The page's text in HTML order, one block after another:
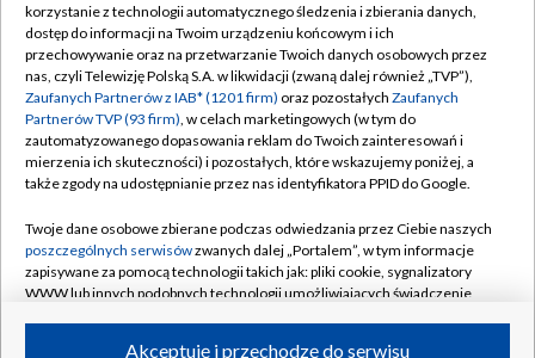
Abonament TVP
Sklep TVP
Biuro Reklamy
Oferta Handlowa
Telegazeta ogłoszenia
Rada Programowa
Ogłoszenia przetargowe
Akademia Telewizyjna
Regulamin TVP
Polityka prywatności
Moje zgody
Biuro reklamy
Kontakt
Kanały
©2026 Telewizja Polska Spółka Akcyjna w likwidacji
korzystanie z technologii automatycznego śledzenia i zbierania danych,
dostęp do informacji na Twoim urządzeniu końcowym i ich
przechowywanie oraz na przetwarzanie Twoich danych osobowych przez
nas, czyli Telewizję Polską S.A. w likwidacji (zwaną dalej również „TVP”),
Zaufanych Partnerów z IAB* (1201 firm) oraz pozostałych Zaufanych
Partnerów TVP (93 firm), w celach marketingowych (w tym do
zautomatyzowanego dopasowania reklam do Twoich zainteresowań i
mierzenia ich skuteczności) i pozostałych, które wskazujemy poniżej, a
także zgody na udostępnianie przez nas identyfikatora PPID do Google.
Twoje dane osobowe zbierane podczas odwiedzania przez Ciebie naszych
poszczególnych serwisówzwanych dalej „Portalem”, w tym informacje
zapisywane za pomocą technologii takich jak: pliki cookie, sygnalizatory
WWW lub innych podobnych technologii umożliwiających świadczenie
Akceptuję i przechodzę do serwisu